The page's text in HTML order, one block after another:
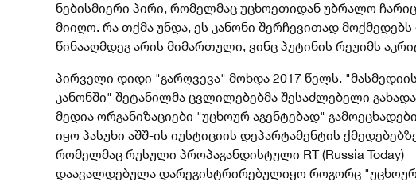
ნებისმიერი პირი, რომელმაც უცხოეთიდან უბრალო
მიიღო. რა თქმა უნდა, ეს კანონი შერჩევითად
წინააღმდეგ არის მიმართული, ვინც პუტინის რეჟიმს
პირველი დიდი "გარღვევა" მოხდა 2017 წელს. "მასმედიის
კანონში" შეტანილმა ცვლილებებმა შესაძლებელი
მედია ორგანიზაციები "უცხოურ აგენტებად"
იყო პასუხი აშშ-ის იუსტიციის დეპარტამენტის
რომელმაც რუსული პროპაგანდისტული RT (Russia Today)
დაავალდებულა დარეგისტრირებულიყო როგორც